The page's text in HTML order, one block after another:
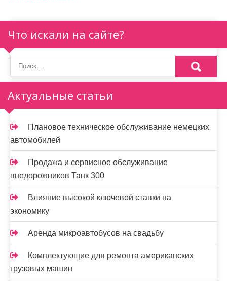
и
я
п
о
з
а
п
и
с
я
м
Что искали на сайте?
Актуальные статьи
Плановое техническое обслуживание немецких
автомобилей
Продажа и сервисное обслуживание
внедорожников Танк 300
Влияние высокой ключевой ставки на
экономику
Аренда микроавтобусов на свадьбу
Комплектующие для ремонта американских
грузовых машин